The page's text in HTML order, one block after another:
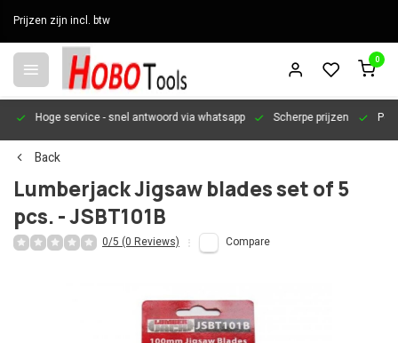
Prijzen zijn incl. btw
0
Hoge service- snel antwoord via whatsapp Scherpe prijzen
Back
Lumberjack Jigsaw blades set of 5
pcs. - JSBT101B
0/5 (0 Reviews) Compare